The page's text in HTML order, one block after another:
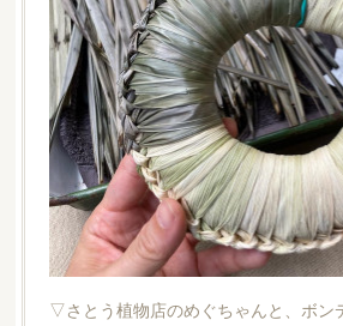
▽さとう植物店のめぐちゃんと、ボン